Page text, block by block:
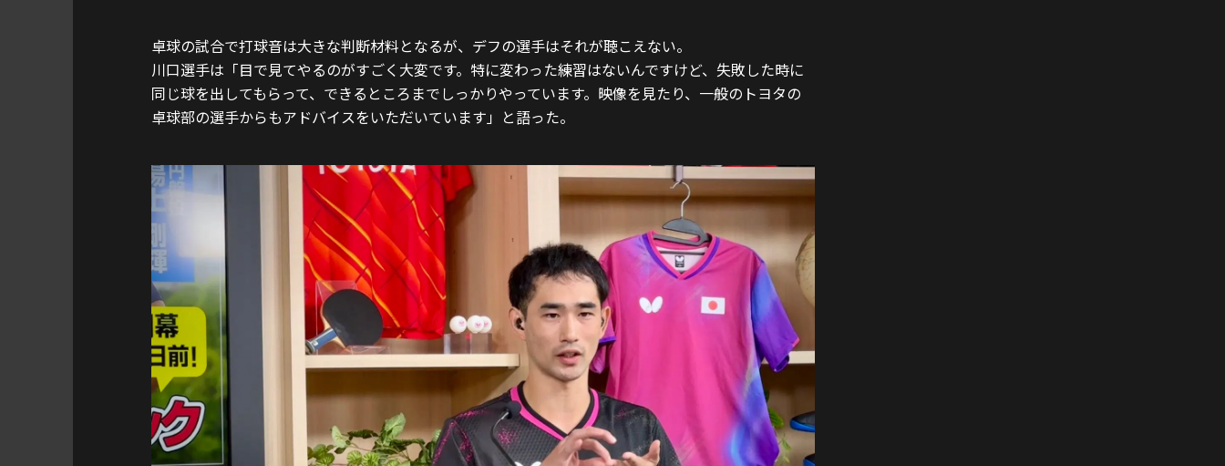
卓球の試合で打球音は大きな判断材料となるが、デフの選手はそれが聴こえない。
川口選手は「目で見てやるのがすごく大変です。特に変わった練習はないんですけど、失敗した時に
同じ球を出してもらって、できるところまでしっかりやっています。映像を見たり、一般のトヨタの
卓球部の選手からもアドバイスをいただいています」と語った。